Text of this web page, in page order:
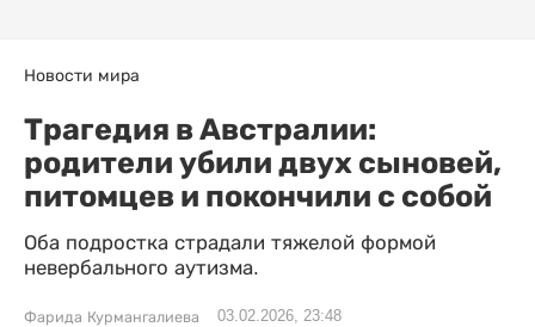
Новости мира
Трагедия в Австралии:
родители убили двух сыновей,
питомцев и покончили с собой
Оба подростка страдали тяжелой формой
невербального аутизма.
Фарида Курмангалиева 03.02.2026, 23:48